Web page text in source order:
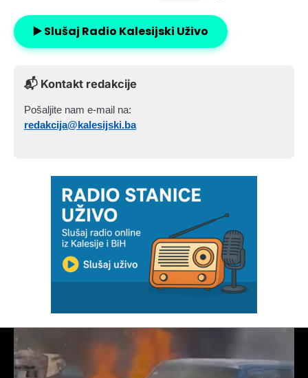
▶️ Slušaj Radio Kalesijski Uživo
📬 Kontakt redakcije
Pošaljite nam e-mail na:
redakcija@kalesijski.ba